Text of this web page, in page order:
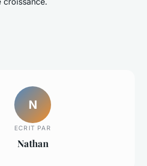
N
ECRIT PAR
Nathan